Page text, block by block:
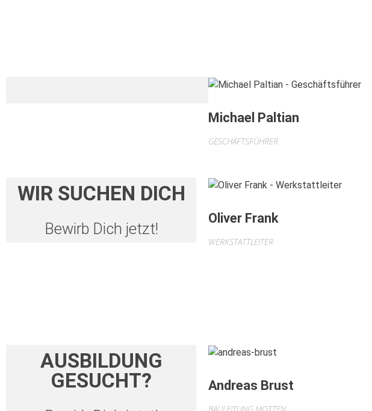
Michael Paltian
GESCHÄFTSFÜHRER
WIR SUCHEN DICH
Bewirb Dich jetzt!
Oliver Frank
WERKSTATTLEITER
AUSBILDUNG
GESUCHT?
Andreas Brust